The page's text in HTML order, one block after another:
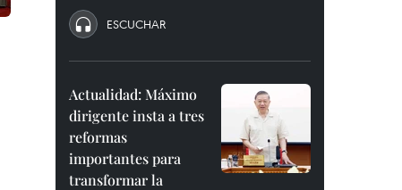
ESCUCHAR
Actualidad: Máximo
dirigente insta a tres
reformas
importantes para
transformar la